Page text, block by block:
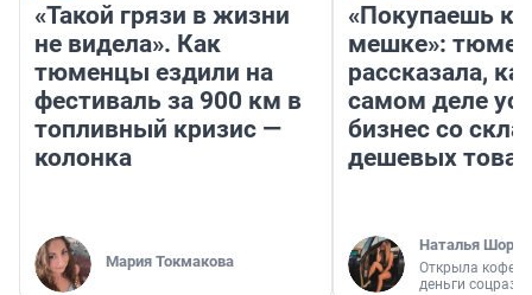
«Такой грязи в жизни
не видела». Как
тюменцы ездили на
фестиваль за 900 км в
топливный кризис —
колонка
Мария Токмакова
«Покупаешь
мешке»:
рассказала,
самом деле
бизнес со
дешевых
Наталья
Открыла
деньги